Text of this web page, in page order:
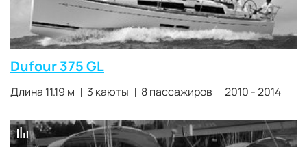
Dufour 375 GL
Длина 11.19 м 3 каюты 8 пассажиров 2010 - 2014